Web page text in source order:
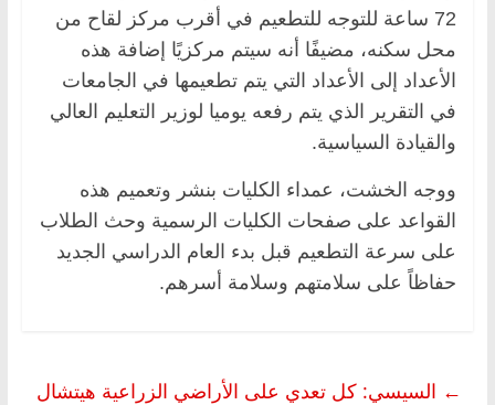
72 ساعة للتوجه للتطعيم في أقرب مركز لقاح من
محل سكنه، مضيفًا أنه سيتم مركزيًا إضافة هذه
الأعداد إلى الأعداد التي يتم تطعيمها في الجامعات
في التقرير الذي يتم رفعه يوميا لوزير التعليم العالي
والقيادة السياسية.
ووجه الخشت، عمداء الكليات بنشر وتعميم هذه
القواعد على صفحات الكليات الرسمية وحث الطلاب
على سرعة التطعيم قبل بدء العام الدراسي الجديد
حفاظاً على سلامتهم وسلامة أسرهم.
← السيسي: كل تعدي على الأراضي الزراعية هيتشال